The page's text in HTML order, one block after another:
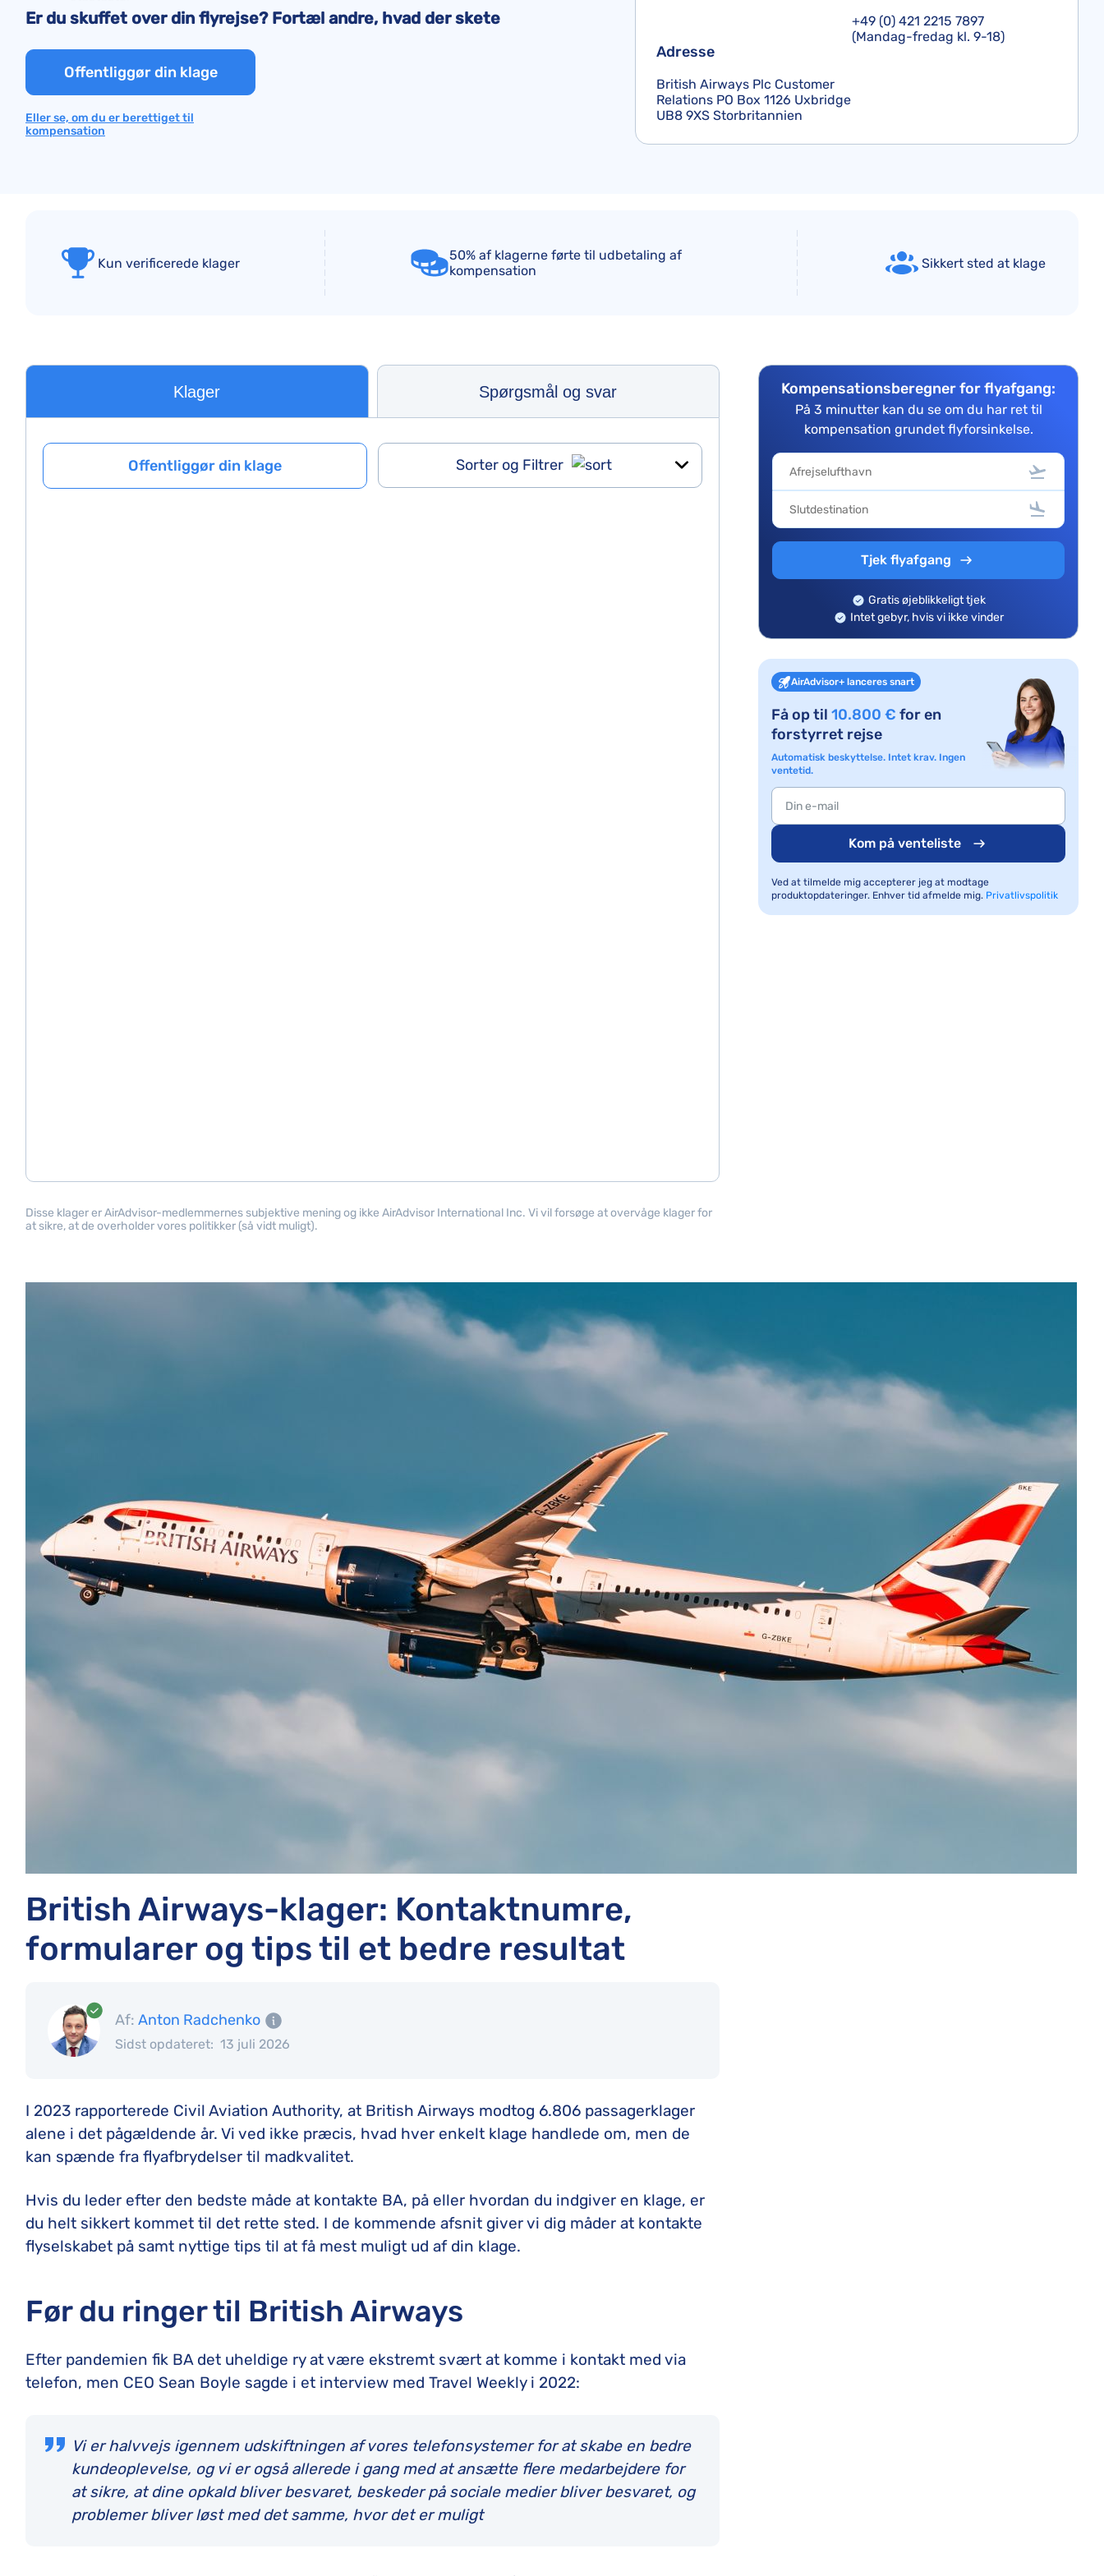
Er du skuffet over din flyrejse? Fortæl andre, hvad der skete
Offentliggør din klage
Eller se, om du er berettiget til
kompensation
+49 (0) 421 2215 7897
(Mandag-fredag kl. 9-18)
Adresse
British Airways Plc Customer
Relations PO Box 1126 Uxbridge
UB8 9XS Storbritannien
Kun verificerede klager
50% af klagerne førte til udbetaling af
kompensation
Sikkert sted at klage
Klager Spørgsmål og svar
Offentliggør din klage Sorter og Filtrer
Disse klager er AirAdvisor-medlemmernes subjektive mening og ikke AirAdvisor International Inc. Vi vil forsøge at overvåge klager for
at sikre, at de overholder vores politikker (så vidt muligt).
British Airways-klager: Kontaktnumre,
formularer og tips til et bedre resultat
Af: Anton Radchenko
Sidst opdateret: 13 juli 2026
I 2023 rapporterede Civil Aviation Authority, at British Airways modtog 6.806 passagerklager
alene i det pågældende år. Vi ved ikke præcis, hvad hver enkelt klage handlede om, men de
kan spænde fra flyafbrydelser til madkvalitet.
Hvis du leder efter den bedste måde at kontakte BA, på eller hvordan du indgiver en klage, er
du helt sikkert kommet til det rette sted. I de kommende afsnit giver vi dig måder at kontakte
flyselskabet på samt nyttige tips til at få mest muligt ud af din klage.
Før du ringer til British Airways
Efter pandemien fik BA det uheldige ry at være ekstremt svært at komme i kontakt med via
telefon, men CEO Sean Boyle sagde i et interview med Travel Weekly i 2022:
Vi er halvvejs igennem udskiftningen af vores telefonsystemer for at skabe en bedre
kundeoplevelse, og vi er også allerede i gang med at ansætte flere medarbejdere for
at sikre, at dine opkald bliver besvaret, beskeder på sociale medier bliver besvaret, og
problemer bliver løst med det samme, hvor det er muligt
Kompensationsberegner for flyafgang:
På 3 minutter kan du se om du har ret til
kompensation grundet flyforsinkelse.
Tjek flyafgang
Gratis øjeblikkeligt tjek
Intet gebyr, hvis vi ikke vinder
AirAdvisor+ lanceres snart
Få op til 10.800 € for en
forstyrret rejse
Automatisk beskyttelse. Intet krav. Ingen
ventetid.
Kom på venteliste
Ved at tilmelde mig accepterer jeg at modtage
produktopdateringer. Enhver tid afmelde mig. Privatlivspolitik